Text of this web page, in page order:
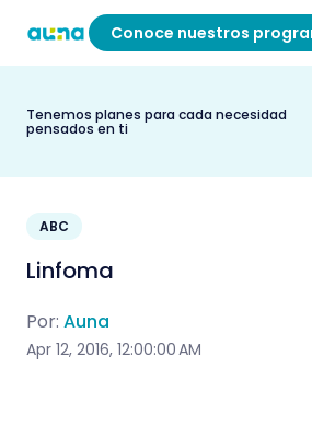
Conoce nuestros
Tenemos planes para cada necesidad
pensados en ti
ABC
Linfoma
Por: Auna
Apr 12, 2016, 12:00:00 AM